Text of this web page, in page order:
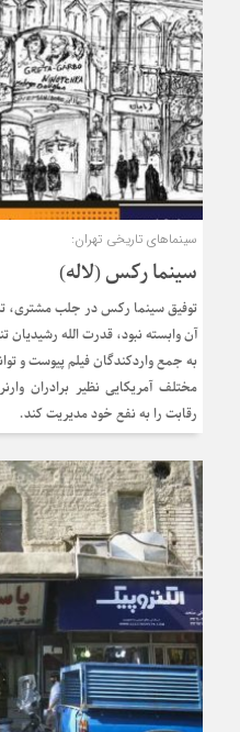
سینماهای تاریخی تهران:
سینما رکس (لاله)
توفیق سینما رکس در جلب مشتری،
آن وابسته نبود، قدرت الله
به جمع واردکندگان فیلم پیوست و
مختلف آمریکایی نظیر برادران
رقابت را به نفع خود مدیریت کند.